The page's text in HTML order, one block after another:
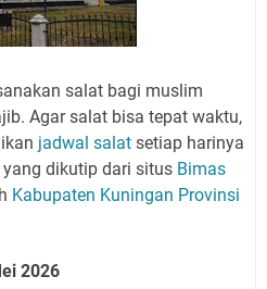
salat bagi muslim
Agar salat bisa tepat waktu,
jadwal salat setiap harinya
dikutip dari situs Bimas
Kabupaten Kuningan Provinsi
2026